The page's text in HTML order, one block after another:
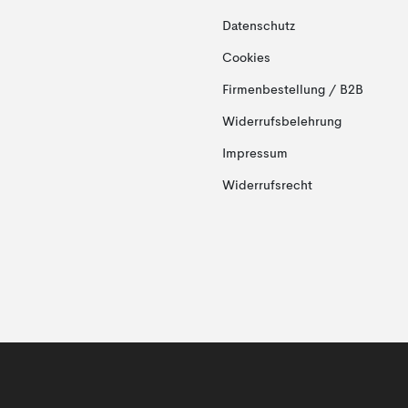
Datenschutz
Cookies
Firmenbestellung / B2B
Widerrufsbelehrung
Impressum
Widerrufsrecht